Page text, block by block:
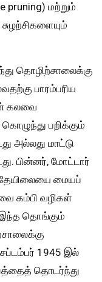
மற்றும்
தொழிற்சாலைக்கு
பாரம்பரிய
கலவை
பறிக்கும்
அல்லது மாட்டு
பின்னர், மோட்டார்
மையப்
கம்பி வழிகள்
இந்த தொங்கும்
1945 இல்
தொடர்ந்து